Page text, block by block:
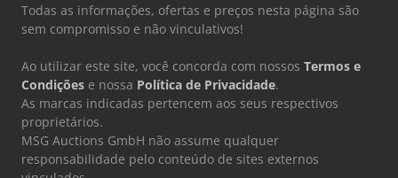
Todas as informações, ofertas e preços nesta página são
sem compromisso e não vinculativos!
Ao utilizar este site, você concorda com nossos Termos e
Condições e nossa Política de Privacidade.
As marcas indicadas pertencem aos seus respectivos
proprietários.
MSG Auctions GmbH não assume qualquer
responsabilidade pelo conteúdo de sites externos